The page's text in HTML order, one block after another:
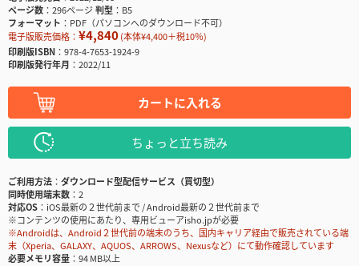
ページ数
296ページ判型
B5
フォーマット
PDF（パソコンへのダウンロード不可）
電子版販売価格： ¥4,840(本体¥4,400＋税10％)
印刷版ISBN
978-4-7653-1924-9
印刷版発行年月
2022/11
カートに入れる
ちょっと立ち読み
ご利用方法
ダウンロード型配信サービス（買切型）
同時使用端末数
2
対応OS
iOS最新の２世代前まで / Android最新の２世代前まで
※コンテンツの使用にあたり、専用ビューアisho.jpが必要
※Androidは、Android２世代前の端末のうち、国内キャリア経由で販売されている端
末（Xperia、GALAXY、AQUOS、ARROWS、Nexusなど）にて動作確認しています
必要メモリ容量
94 MB以上